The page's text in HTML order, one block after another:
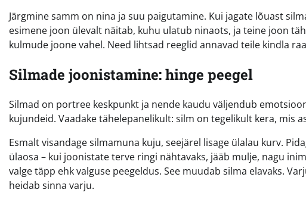
Järgmine samm on nina ja suu paigutamine. Kui jagate lõuast
esimene joon ülevalt näitab, kuhu ulatub ninaots, ja teine joon
kulmude joone vahel. Need lihtsad reeglid annavad teile kindla
Silmade joonistamine: hinge peegel
Silmad on portree keskpunkt ja nende kaudu väljendub
kujundeid. Vaadake tähelepanelikult: silm on tegelikult kera, mis
Esmalt visandage silmamuna kuju, seejärel lisage ülalau kurv.
ülaosa – kui joonistate terve ringi nähtavaks, jääb mulje, nagu
valge täpp ehk valguse peegeldus. See muudab silma elavaks.
heidab sinna varju.